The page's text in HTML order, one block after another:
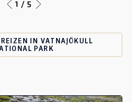
1 / 5
IN VATNAJÖKULL
PARK